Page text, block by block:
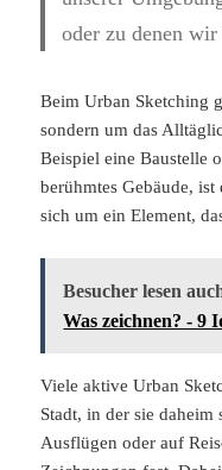
oder zu denen wir
Beim Urban Sketching
sondern um das
Beispiel eine Baustelle
berühmtes Gebäude,
sich um ein Element,
Besucher lesen
Was zeichnen? - 9
Viele aktive Urban
Stadt, in der sie
Ausflügen oder auf